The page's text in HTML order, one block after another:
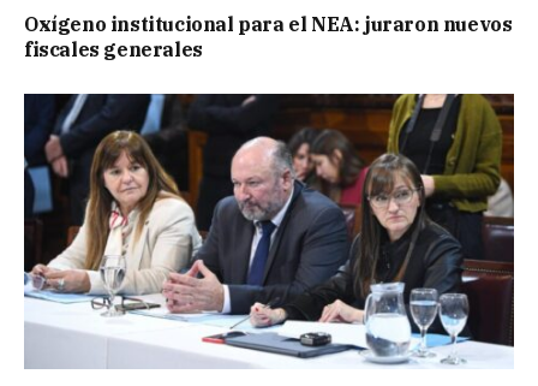
Oxígeno institucional para el NEA: juraron nuevos
fiscales generales